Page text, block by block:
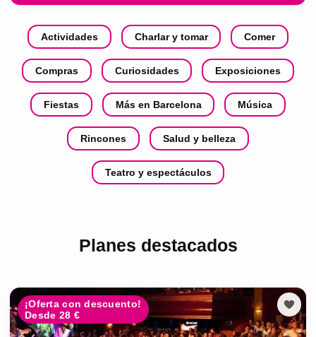
Actividades Charlar y tomar Comer
Compras Curiosidades Exposiciones
Fiestas Más en Barcelona Música
Rincones Salud y belleza
Teatro y espectáculos
Planes destacados
¡Oferta con descuento!
Desde 28 €